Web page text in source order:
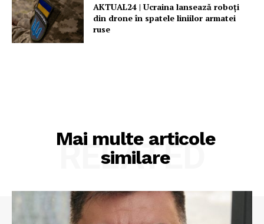
AKTUAL24 | Ucraina lansează roboți
din drone în spatele liniilor armatei
ruse
Mai multe articole
similare
RELATED